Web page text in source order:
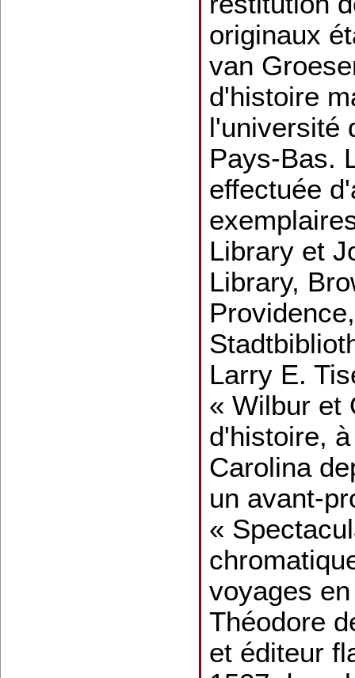
originaux
van
d'histoire
l'université
Pays-Bas.
effectuée
Library et
Library,
Larry E.
« Wilbur et
d'histoire,
Carolina
un avant-
«
voyages
Théodore
et éditeur